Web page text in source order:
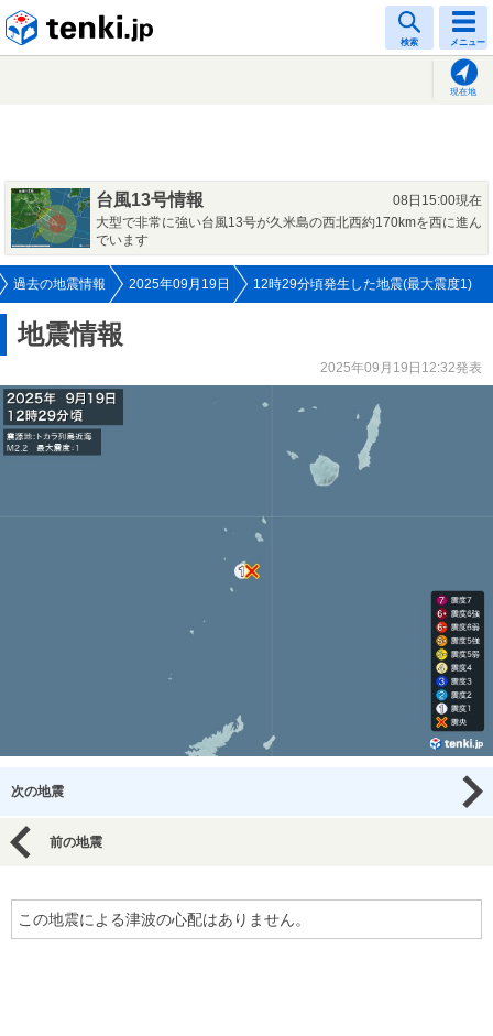
検索 メニュー
現在地
台風13号情報
08日15:00現在
大型で非常に強い台風13号が久米島の西北西約170kmを西に進ん
でいます
過去の地震情報 2025年09月19日 12時29分頃発生した地震(最大震度1)
地震情報
2025年09月19日12:32発表
次の地震
前の地震
この地震による津波の心配はありません。